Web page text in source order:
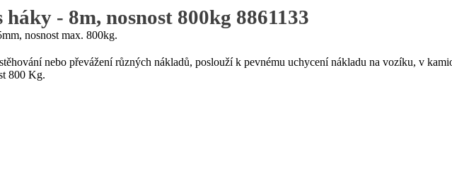
- 8m, nosnost 800kg 8861133
nosnost max. 800kg.
nebo převážení různých nákladů, poslouží k pevnému uchycení nákladu na vozíku, v
800 Kg.